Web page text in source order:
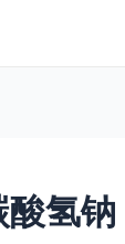
氢钠